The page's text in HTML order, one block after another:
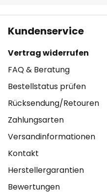
Kundenservice
Vertrag widerrufen
FAQ & Beratung
Bestellstatus prüfen
Rücksendung/Retouren
Zahlungsarten
Versandinformationen
Kontakt
Herstellergarantien
Bewertungen